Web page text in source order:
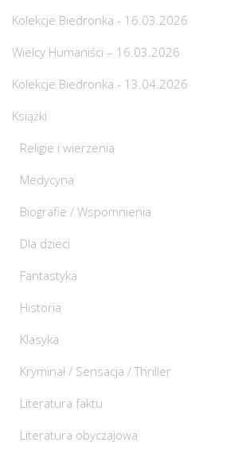
Kolekcje Biedronka - 16.03.2026
Wielcy Humaniści – 16.03.2026
Kolekcje Biedronka - 13.04.2026
Książki
Religie i wierzenia
Medycyna
Biografie / Wspomnienia
Dla dzieci
Fantastyka
Historia
Klasyka
Kryminał / Sensacja / Thriller
Literatura faktu
Literatura obyczajowa